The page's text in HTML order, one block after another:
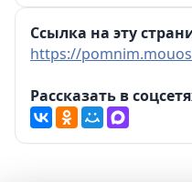
Ссылка на эту
https://
Рассказать в